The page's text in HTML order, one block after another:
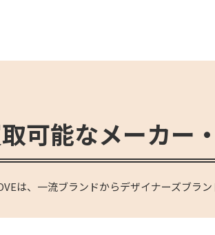
可能なメーカー
は、一流ブランドからデザイナーズブラ